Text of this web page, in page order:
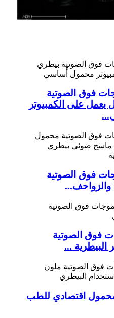
فوق الصوتية
على الكمبيوتر
فوق الصوتية
والزواحف...
فوق الصوتية
البيطرية ...
اقتصادي للطب